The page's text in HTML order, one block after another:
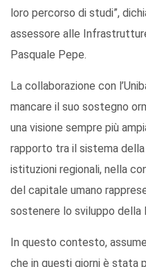
loro percorso di studi”,
assessore alle
Pasquale Pepe.
La collaborazione con
mancare il suo sostegno
una visione sempre più
rapporto tra il sistema
istituzioni regionali, nella
del capitale umano
sostenere lo sviluppo della
In questo contesto,
che in questi giorni è stata